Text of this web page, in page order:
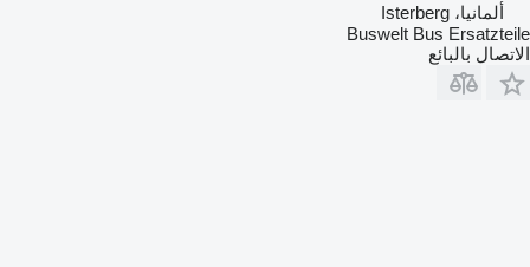
ألمانيا، Isterberg
Buswelt Bus Ersatzteile
الاتصال بالبائع